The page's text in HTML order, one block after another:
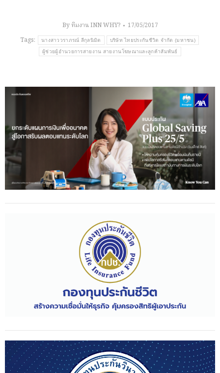
Byทีมงาน INN WHY?
17/05/2017
Tags:
นางสาววราภรณ์ ลีกุลนิมิต บริษัท ไทยประกันชีวิต จำกัด (มหาชน)
ผู้ช่วยผู้อำนวยการสายงาน สายงานโฆษณาและลูกค้าสัมพันธ์